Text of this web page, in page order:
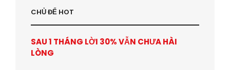
CHỦ ĐỂ HOT
SAU 1 THÁNG LỜI 30% VẪN CHƯA HÀI
LÒNG